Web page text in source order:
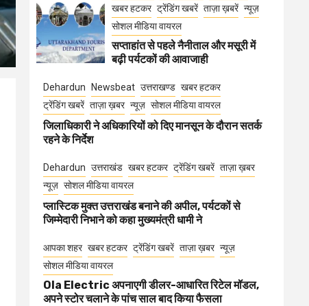
खबर हटकर ट्रेंडिंग खबरें ताज़ा ख़बरें न्यूज़
सोशल मीडिया वायरल
सप्ताहांत से पहले नैनीताल और मसूरी में
बढ़ी पर्यटकों की आवाजाही
Dehardun Newsbeat उत्तराखण्ड खबर हटकर
ट्रेंडिंग खबरें ताज़ा ख़बर न्यूज़ सोशल मीडिया वायरल
जिलाधिकारी ने अधिकारियों को दिए मानसून के दौरान सतर्क
रहने के निर्देश
Dehardun उत्तराखंड खबर हटकर ट्रेंडिंग खबरें ताज़ा ख़बर
न्यूज़ सोशल मीडिया वायरल
प्लास्टिक मुक्त उत्तराखंड बनाने की अपील, पर्यटकों से
जिम्मेदारी निभाने को कहा मुख्यमंत्री धामी ने
आपका शहर खबर हटकर ट्रेंडिंग खबरें ताज़ा ख़बर न्यूज़
सोशल मीडिया वायरल
Ola Electric अपनाएगी डीलर-आधारित रिटेल मॉडल,
अपने स्टोर चलाने के पांच साल बाद किया फैसला